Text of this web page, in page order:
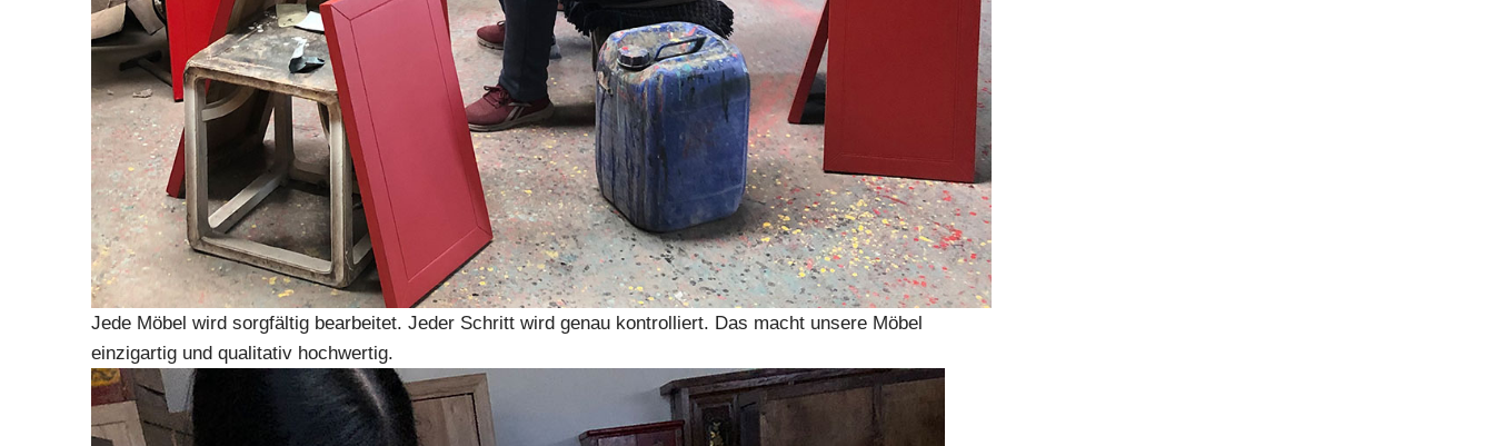
Jede Möbel wird sorgfältig bearbeitet. Jeder Schritt wird genau kontrolliert. Das macht unsere Möbel
einzigartig und qualitativ hochwertig.